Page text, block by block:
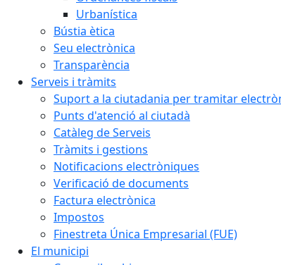
Urbanística
Bústia ètica
Seu electrònica
Transparència
Serveis i tràmits
Suport a la ciutadania per tramitar
Punts d'atenció al ciutadà
Catàleg de Serveis
Tràmits i gestions
Notificacions electròniques
Verificació de documents
Factura electrònica
Impostos
Finestreta Única Empresarial (FUE)
El municipi